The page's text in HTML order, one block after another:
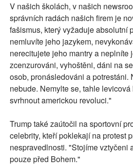
V našich školách, v našich
správních radách našich firem je
fašismus, který vyžaduje absolutní
nemluvíte jeho jazykem,
nerecitujete jeho mantry a neplníte
zcenzurováni, vyhoštěni, dáni na
osob, pronásledováni a potrestáni.
nebude. Nemylte se, tahle
svrhnout americkou revoluci."
Trump také zaútočil na sportovní
celebrity, kteří poklekají na protest
nespravedlnosti. "Stojíme vztyčeni
pouze před Bohem."